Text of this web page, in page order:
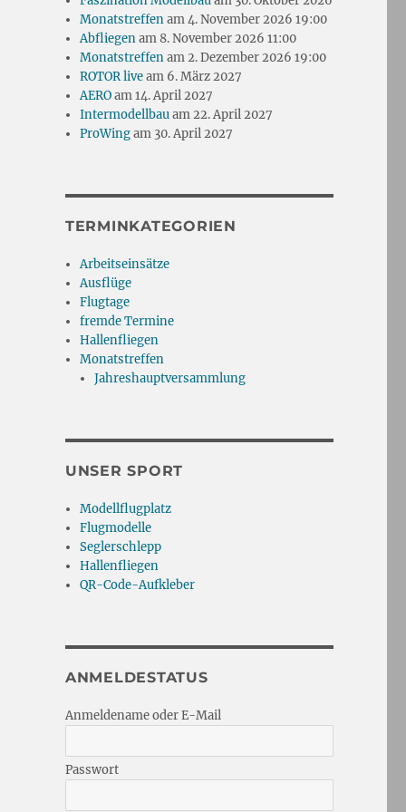
Monatstreffenam 4. November 2026 19:00
Abfliegenam 8. November 2026 11:00
Monatstreffenam 2. Dezember 2026 19:00
ROTOR liveam 6. März 2027
AEROam 14. April 2027
Intermodellbauam 22. April 2027
ProWingam 30. April 2027
TERMINKATEGORIEN
Arbeitseinsätze
Ausflüge
Flugtage
fremde Termine
Hallenfliegen
Monatstreffen
Jahreshauptversammlung
UNSER SPORT
Modellflugplatz
Flugmodelle
Seglerschlepp
Hallenfliegen
QR-Code-Aufkleber
ANMELDESTATUS
Anmeldename oder E-Mail
Passwort